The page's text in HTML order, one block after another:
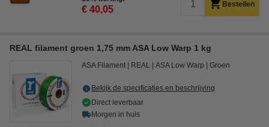
€ 40,05 Bestellen
REAL filament groen 1,75 mm ASA Low Warp 1 kg
ASA Filament REAL ASA Low Warp Groen
Bekijk de specificaties en beschrijving
Direct leverbaar
Morgen in huis